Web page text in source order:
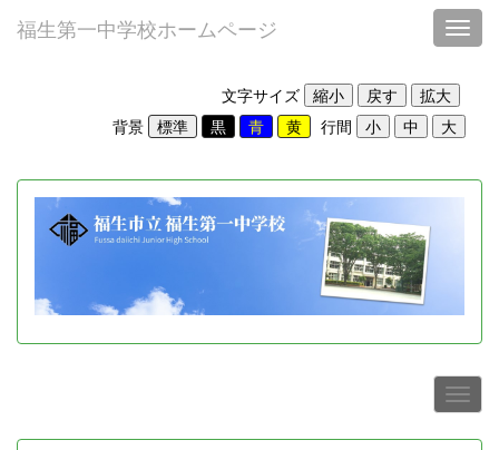
福生第一中学校ホームページ
文字サイズ
背景
行間